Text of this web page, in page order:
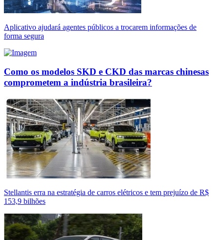
Aplicativo ajudará agentes públicos a trocarem informações de
forma segura
Como os modelos SKD e CKD das marcas chinesas
comprometem a indústria brasileira?
Stellantis erra na estratégia de carros elétricos e tem prejuízo de R$
153,9 bilhões